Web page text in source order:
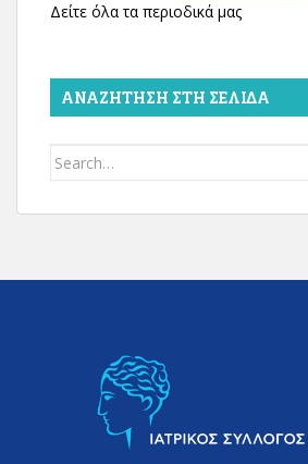
Δείτε όλα τα περιοδικά μας
ΑΝΑΖΉΤΗΣΗ ΣΤΗ ΣΕΛΊΔΑ
Search